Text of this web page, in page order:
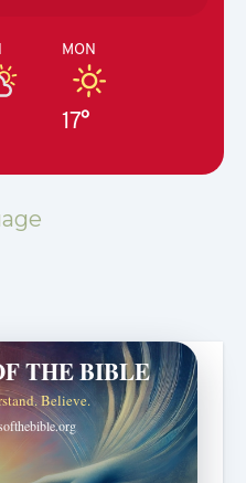
MON
17°
THE BIBLE
Believe.